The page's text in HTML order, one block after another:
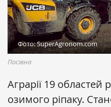
Фото: SuperAgronom.com
Посівна
Аграрії 19 областей
озимого ріпаку.